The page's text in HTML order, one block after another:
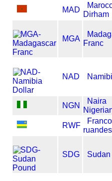
MAD
Dirham
MGA
Franc
NAD
NGN
Naira
RWF
Franco
SDG